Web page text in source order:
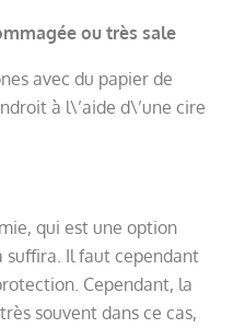
ou très sale
avec du papier de
à l\’aide d\’une cire
qui est une option
suffira. Il faut cependant
Cependant, la
souvent dans ce cas,